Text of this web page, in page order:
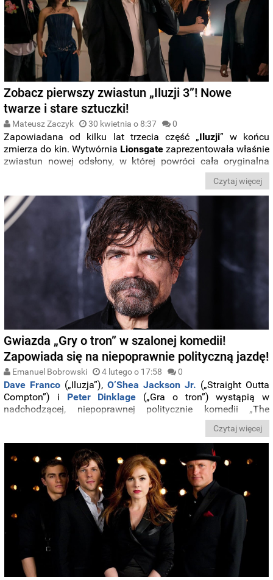
Zobacz pierwszy zwiastun „Iluzji 3”! Nowe
twarze i stare sztuczki!
Mateusz Zaczyk 30 kwietnia o 8:37 0
Zapowiadana od kilku lat trzecia część „Iluzji” w końcu
zmierza do kin. Wytwórnia Lionsgatezaprezentowała właśnie
zwiastun nowej odsłony, w której powróci cała oryginalna
obsada. Nie zabraknie jednak przy tym zupełnie nowych
Czytaj więcej
Gwiazda „Gry o tron” w szalonej komedii!
Zapowiada się na niepoprawnie polityczną jazdę!
Emanuel Bobrowski 4 lutego o 17:58 0
Dave Franco („Iluzja”),O’Shea Jackson Jr. („Straight Outta
Compton”) i Peter Dinklage („Gra o tron”) wystąpią w
nadchodzącej, niepoprawnej politycznie komedii „The
Czytaj więcej